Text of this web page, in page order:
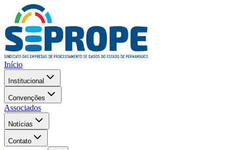
Início
Institucional
Convenções
Associados
Notícias
Contato